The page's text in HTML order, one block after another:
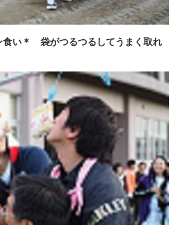
食い＊ 袋がつるつるしてうまく取れ